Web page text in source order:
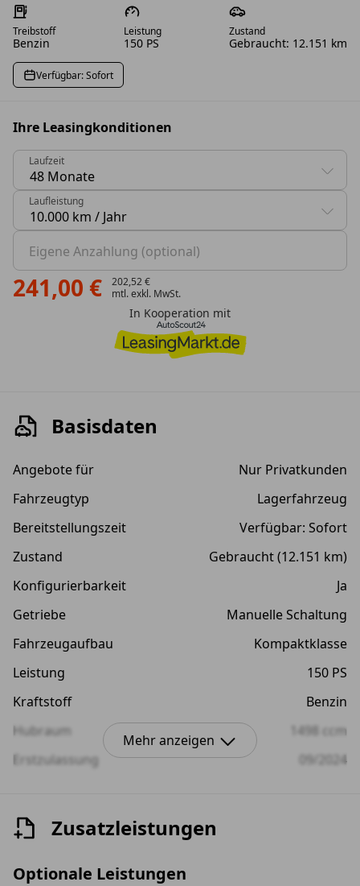
Treibstoff
Benzin
Leistung
150 PS
Zustand
Gebraucht: 12.151 km
Verfügbar: Sofort
Ihre Leasingkonditionen
Laufzeit
0 Vorschläge gefunden. Benutzen Sie die Pfeil-nach-
Laufleistung
0 Vorschläge gefunden. Benutzen Sie die Pfeil-nach-
Eigene Anzahlung (optional)
241,00 €
202,52 €
mtl. exkl. MwSt.
In Kooperation mit
Basisdaten
Angebote für
Nur Privatkunden
Fahrzeugtyp
Lagerfahrzeug
Bereitstellungszeit
Verfügbar: Sofort
Zustand
Gebraucht (12.151 km)
Konfigurierbarkeit
Ja
Getriebe
Manuelle Schaltung
Fahrzeugaufbau
Kompaktklasse
Leistung
150 PS
Kraftstoff
Benzin
Hubraum
1498 ccm
Erstzulassung
09/2024
Anzahl der Türen
Mehr anzeigen
Zusatzleistungen
Optionale Leistungen